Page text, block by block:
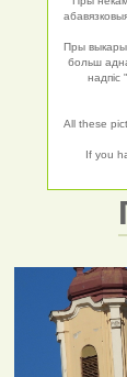
Пры
больш
надпіс
All these
If you